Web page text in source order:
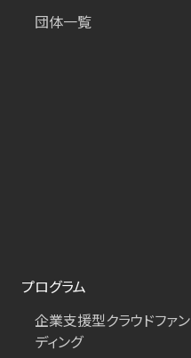
団体一覧
プログラム
企業支援型クラウドファン
ディング